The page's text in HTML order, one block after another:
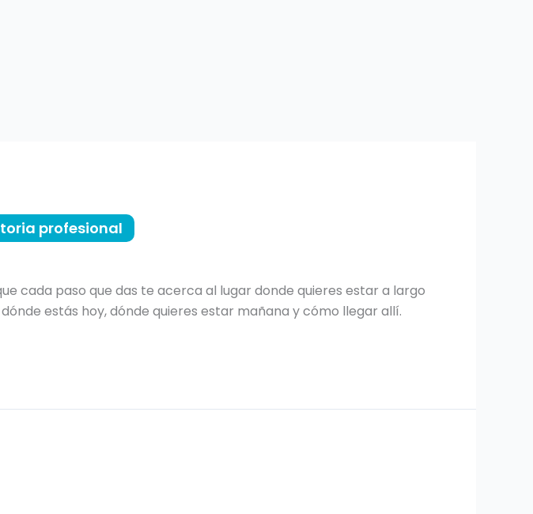
profesional
cada paso que das te acerca al lugar donde quieres estar a largo
estás hoy, dónde quieres estar mañana y cómo llegar allí.